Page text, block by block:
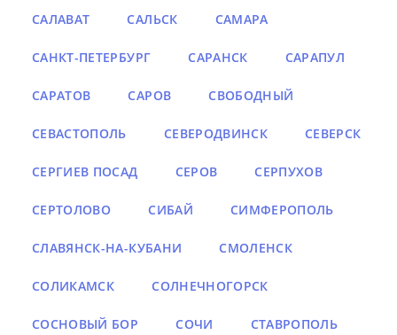
САЛАВАТ САЛЬСК САМАРА
САНКТ-ПЕТЕРБУРГ САРАНСК САРАПУЛ
САРАТОВ САРОВ СВОБОДНЫЙ
СЕВАСТОПОЛЬ СЕВЕРОДВИНСК СЕВЕРСК
СЕРГИЕВ ПОСАД СЕРОВ СЕРПУХОВ
СЕРТОЛОВО СИБАЙ СИМФЕРОПОЛЬ
СЛАВЯНСК-НА-КУБАНИ СМОЛЕНСК
СОЛИКАМСК СОЛНЕЧНОГОРСК
СОСНОВЫЙ БОР СОЧИ СТАВРОПОЛЬ